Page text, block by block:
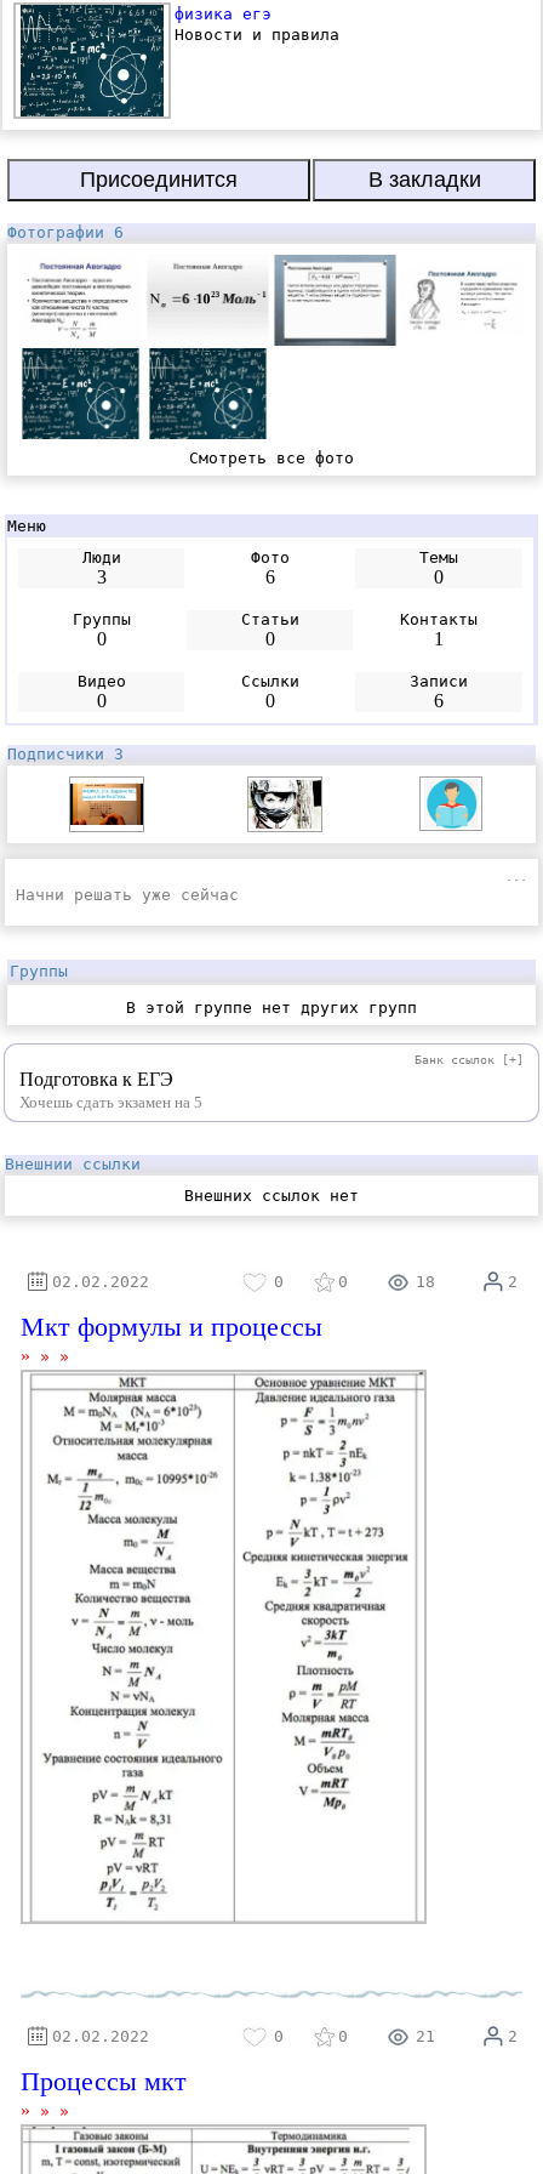
физика егэ
Новости и правила
Фотографии 6
Смотреть все фото
Меню
Люди
3
Фото
6
Темы
0
Группы
0
Статьи
0
Контакты
1
Видео
0
Ссылки
0
Записи
6
Подписчики 3
Начни решать уже сейчас
Группы
В этой группе нет других групп
Банк ссылок [+]
Подготовка к ЕГЭ
Хочешь сдать экзамен на 5
Внешнии ссылки
Внешних ссылок нет
02.02.2022 0 ⚝ 0 18 2
Мкт формулы и процессы
» » »
02.02.2022 0 ⚝ 0 21 2
Процессы мкт
» » »